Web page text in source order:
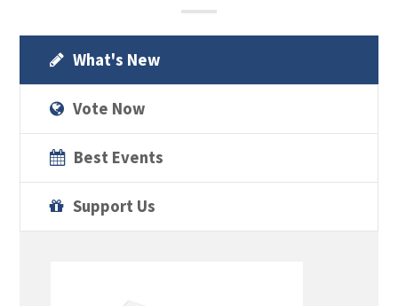
What's New
Vote Now
Best Events
Support Us